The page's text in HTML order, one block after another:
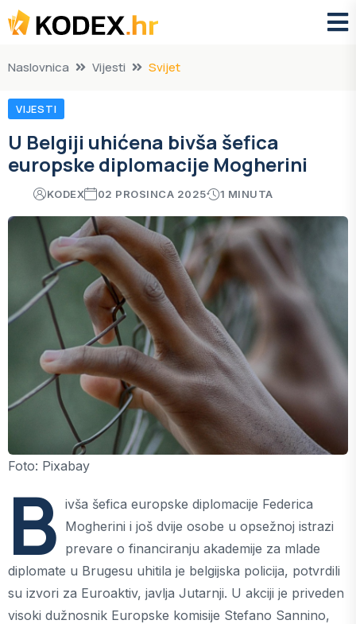
Naslovnica Vijesti Svijet
VIJESTI
U Belgiji uhićena bivša šefica
europske diplomacije Mogherini
KODEX 02 PROSINCA 2025 1 MINUTA
Foto: Pixabay
B ivša šefica europske diplomacije Federica
Mogherini i još dvije osobe u opsežnoj istrazi
prevare o financiranju akademije za mlade
diplomate u Brugesu uhitila je belgijska policija, potvrdili
su izvori za Euroaktiv, javlja Jutarnji. U akciji je priveden
visoki dužnosnik Europske komisije Stefano Sannino,